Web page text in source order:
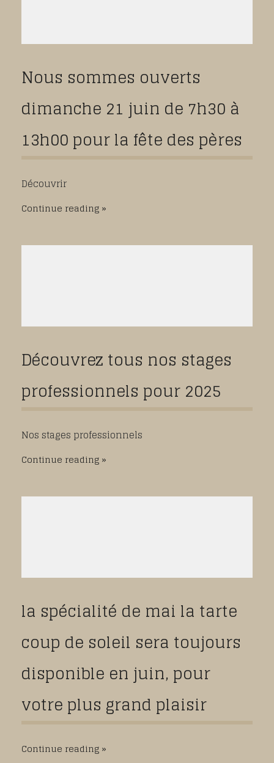
Nous sommes ouverts
dimanche 21 juin de 7h30 à
13h00 pour la fête des pères
Découvrir
Continue reading
Découvrez tous nos stages
professionnels pour 2025
Nos stages professionnels
Continue reading
la spécialité de mai la tarte
coup de soleil sera toujours
disponible en juin, pour
votre plus grand plaisir
Continue reading